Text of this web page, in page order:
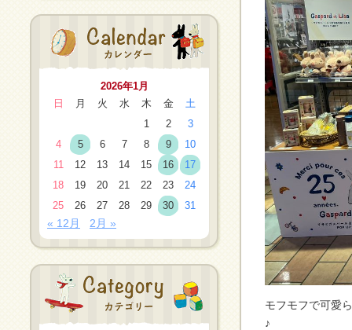
2026年1月
日
月 火 水 木 金
土
1
2
3
4
5 6 7 8 9
10
11
12 13 14 15 16
17
18
19 20 21 22 23
24
25
26 27 28 29 30 31
« 12月 2月 »
モフモフで可愛
♪